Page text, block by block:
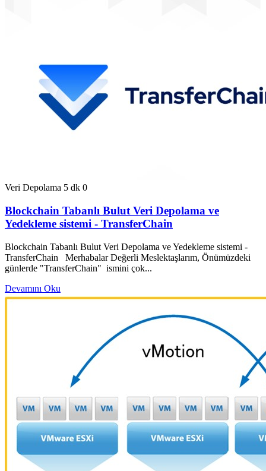
Veri Depolama 5 dk 0
Blockchain Tabanlı Bulut Veri Depolama ve
Yedekleme sistemi - TransferChain
Blockchain Tabanlı Bulut Veri Depolama ve Yedekleme sistemi -
TransferChain Merhabalar Değerli Meslektaşlarım, Önümüzdeki
günlerde "TransferChain" ismini çok...
Devamını Oku